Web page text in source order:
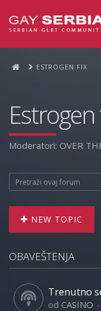
ESTROGEN FIX
Estrogen
Moderatori: OVER
NEW TOPIC
OBAVEŠTENJA
Trenutno
od CASINO -